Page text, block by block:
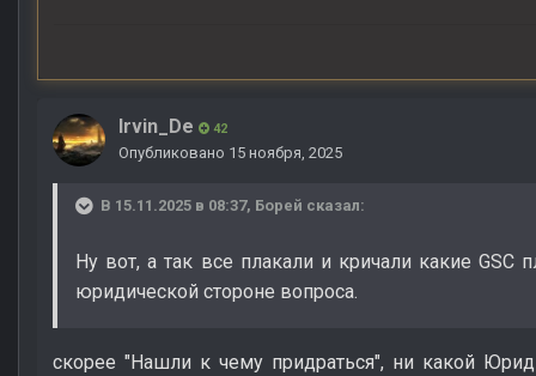
Irvin_De 42
Опубликовано 15 ноября, 2025
В 15.11.2025 в 08:37, Борей сказал:
Ну вот, а так все плакали и кричали какие GSC
юридической стороне вопроса.
скорее "Нашли к чему придраться", ни какой